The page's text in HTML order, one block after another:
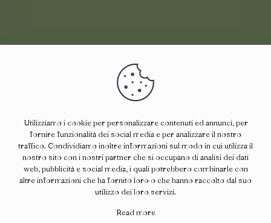
Ci trovate anche su :
Utilizziamo i cookie per personalizzare contenuti ed annunci, per
fornire funzionalità dei social media e per analizzare il nostro
traffico. Condividiamo inoltre informazioni sul modo in cui utilizza il
nostro sito con i nostri partner che si occupano di analisi dei dati
web, pubblicità e social media, i quali potrebbero combinarle con
altre informazioni che ha fornito loro o che hanno raccolto dal suo
utilizzo dei loro servizi.
Read more